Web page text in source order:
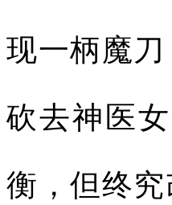
现一柄魔
砍去神医
衡，但终